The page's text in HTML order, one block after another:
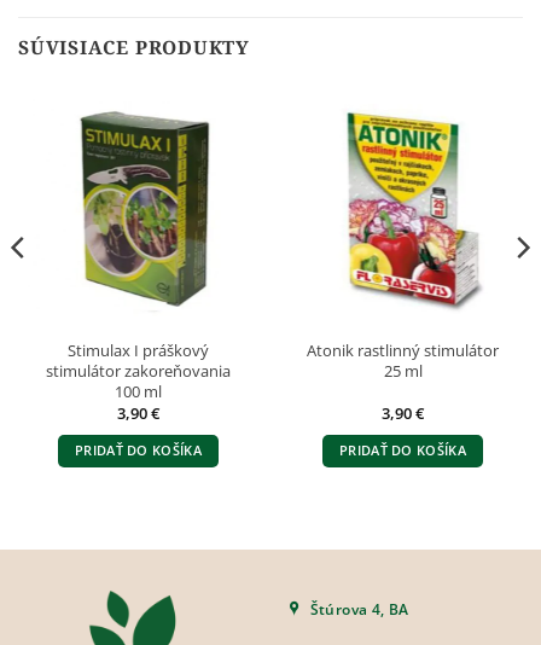
SÚVISIACE PRODUKTY
Stimulax I práškový
stimulátor zakoreňovania
100 ml
3,90€
PRIDAŤ DO KOŠÍKA
Atonik rastlinný stimulátor
25 ml
3,90€
PRIDAŤ DO KOŠÍKA
Štúrova 4, BA